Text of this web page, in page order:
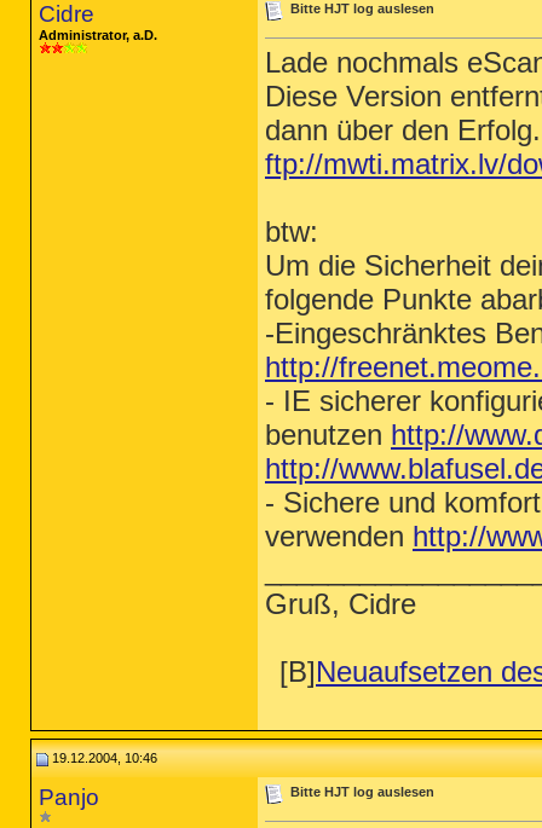
Cidre
Administrator, a.D.
Bitte HJT log auslesen
Lade nochmals
Diese Version
dann über den Erfolg.
ftp://mwti.matrix.lv/
btw:
Um die Sicherheit
folgende Punkte
-Eingeschränktes
http://
- IE sicherer
benutzen http://
http://
- Sichere und
verwenden http://
Gruß, Cidre
[B]Neuaufsetzen
19.12.2004, 10:46
Panjo Bitte HJT log auslesen